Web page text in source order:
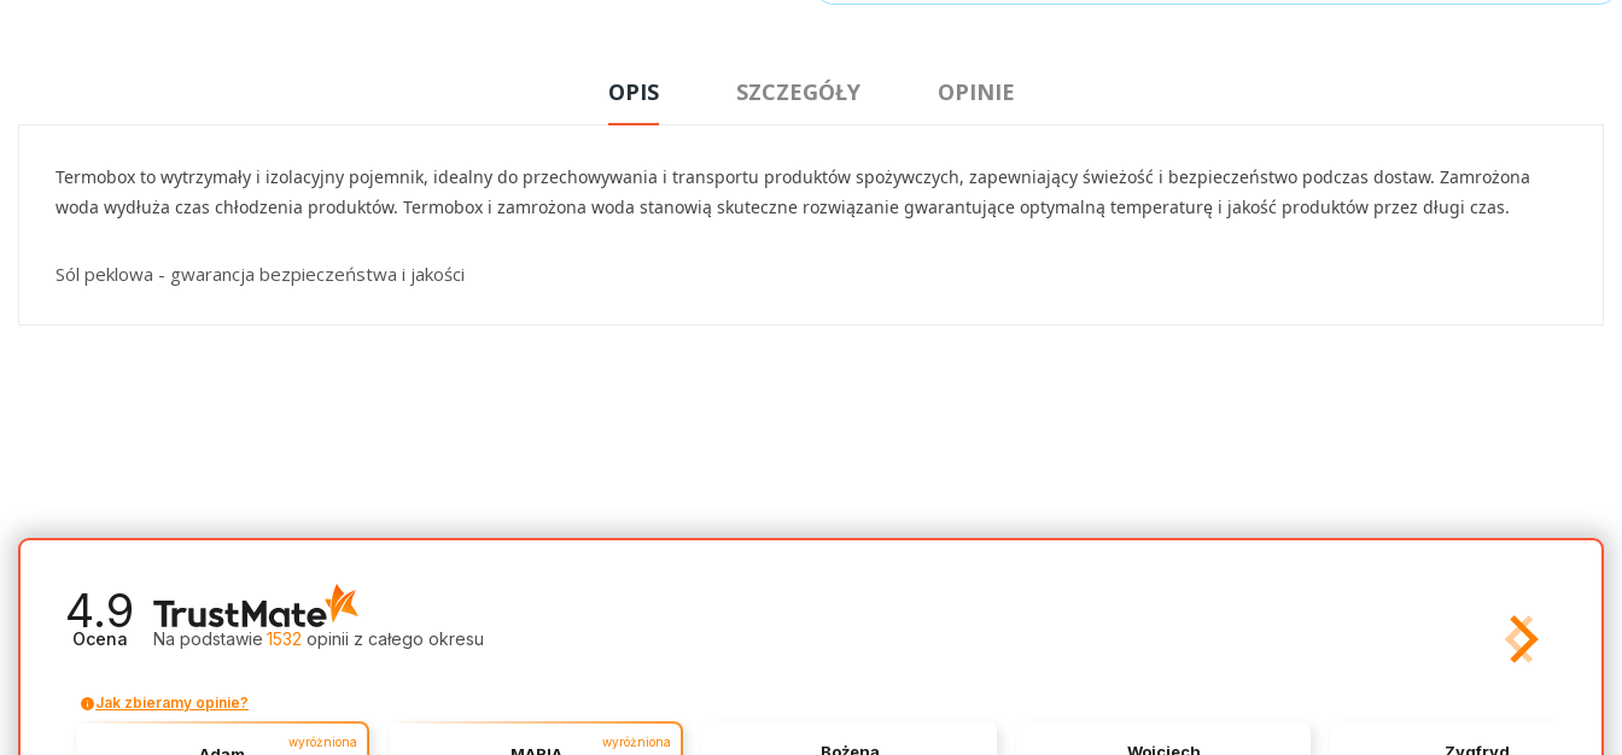
OPIS SZCZEGÓŁY OPINIE
Termobox to wytrzymały i izolacyjny pojemnik, idealny do przechowywania i transportu produktów spożywczych, zapewniający świeżość i bezpieczeństwo podczas dostaw. Zamrożona
woda wydłuża czas chłodzenia produktów. Termobox i zamrożona woda stanowią skuteczne rozwiązanie gwarantujące optymalną temperaturę i jakość produktów przez długi czas.
Sól peklowa - gwarancja bezpieczeństwa i jakości
4.9
Ocena Na podstawie 1532 opinii z całego okresu
Jak zbieramy opinie?
wyróżniona wyróżniona